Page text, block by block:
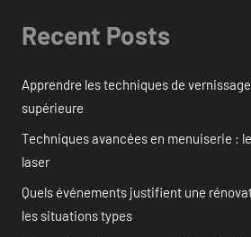
Recent Posts
Apprendre les techniques de
supérieure
Techniques avancées en menuiserie :
laser
Quels événements justifient une
les situations types